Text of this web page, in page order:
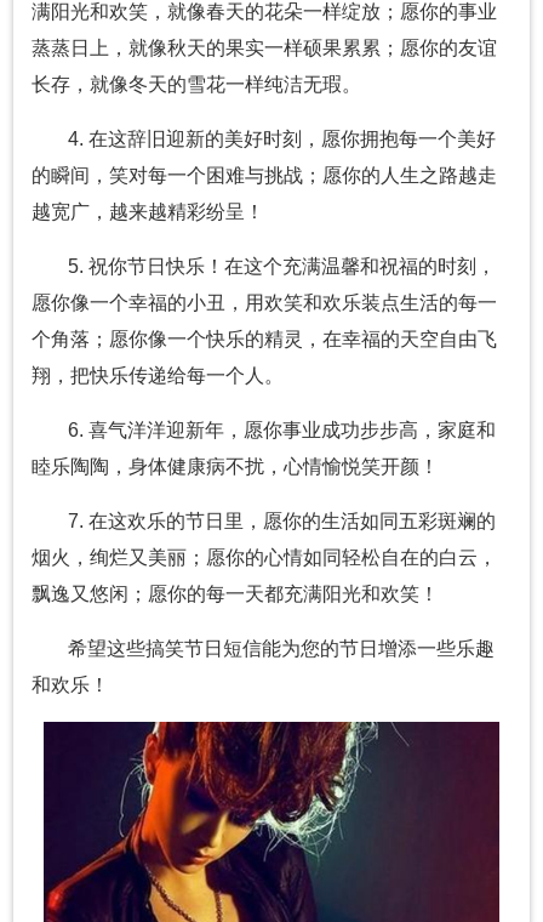
满阳光和欢笑，就像春天的花朵一样绽放；愿你的事业
蒸蒸日上，就像秋天的果实一样硕果累累；愿你的友谊
长存，就像冬天的雪花一样纯洁无瑕。
4. 在这辞旧迎新的美好时刻，愿你拥抱每一个美好
的瞬间，笑对每一个困难与挑战；愿你的人生之路越走
越宽广，越来越精彩纷呈！
5. 祝你节日快乐！在这个充满温馨和祝福的时刻，
愿你像一个幸福的小丑，用欢笑和欢乐装点生活的每一
个角落；愿你像一个快乐的精灵，在幸福的天空自由飞
翔，把快乐传递给每一个人。
6. 喜气洋洋迎新年，愿你事业成功步步高，家庭和
睦乐陶陶，身体健康病不扰，心情愉悦笑开颜！
7. 在这欢乐的节日里，愿你的生活如同五彩斑斓的
烟火，绚烂又美丽；愿你的心情如同轻松自在的白云，
飘逸又悠闲；愿你的每一天都充满阳光和欢笑！
希望这些搞笑节日短信能为您的节日增添一些乐趣
和欢乐！